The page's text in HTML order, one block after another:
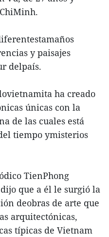
y paisajes
delpaís.
ha creado
únicas con la
de las cuales está
tiempo ymisterios
TienPhong
que a él le surgió la
deobras de arte que
arquitectónicas,
típicas de Vietnam